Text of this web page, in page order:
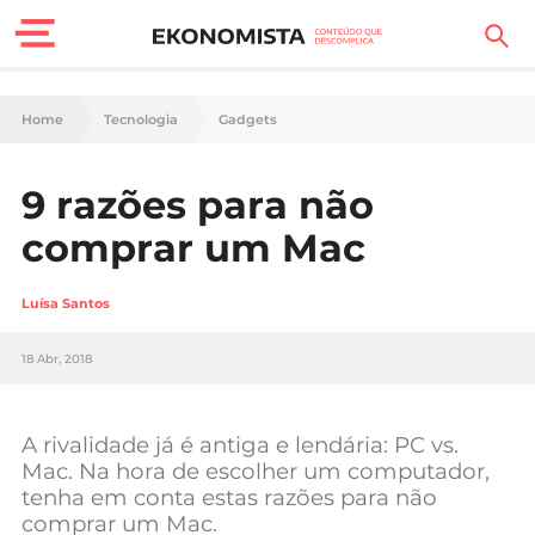
Finanças Pessoais
Carreira
Casa
Tecnologia
Negócios
Home Tecnologia Gadgets
9 razões para não
comprar um Mac
Luísa Santos
18 Abr, 2018
A rivalidade já é antiga e lendária: PC vs.
Mac. Na hora de escolher um computador,
tenha em conta estas razões para não
comprar um Mac.